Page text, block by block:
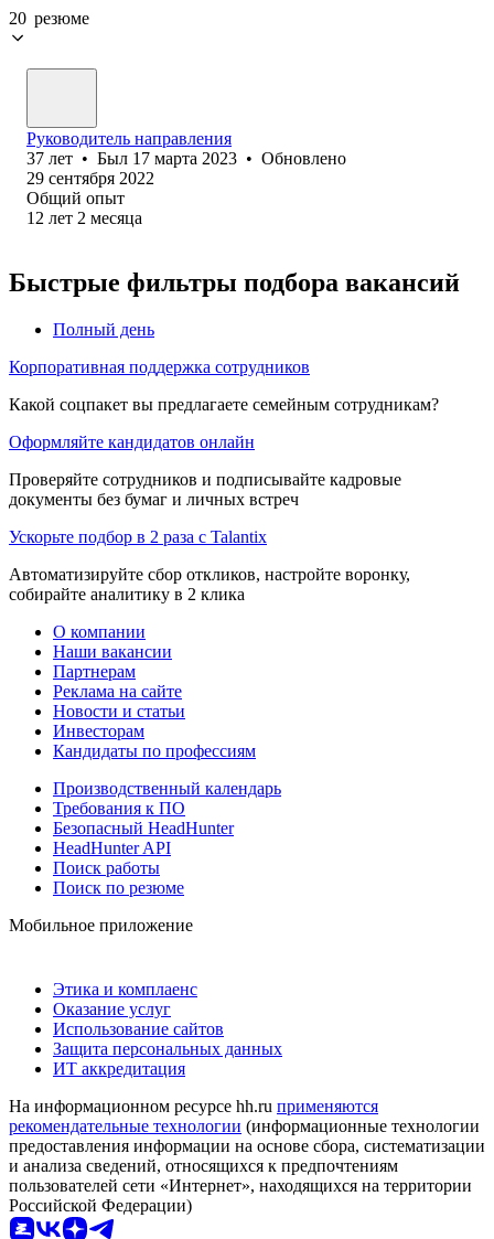
20 резюме
Руководитель направления
37 лет • Был 17 марта 2023 • Обновлено
29 сентября 2022
Общий опыт
12 лет 2 месяца
Быстрые фильтры подбора вакансий
Полный день
Корпоративная поддержка сотрудников
Какой соцпакет вы предлагаете семейным сотрудникам?
Оформляйте кандидатов онлайн
Проверяйте сотрудников и подписывайте кадровые
документы без бумаг и личных встреч
Ускорьте подбор в 2 раза с Talantix
Автоматизируйте сбор откликов, настройте воронку,
собирайте аналитику в 2 клика
О компании
Наши вакансии
Партнерам
Реклама на сайте
Новости и статьи
Инвесторам
Кандидаты по профессиям
Производственный календарь
Требования к ПО
Безопасный HeadHunter
HeadHunter API
Поиск работы
Поиск по резюме
Мобильное приложение
Этика и комплаенс
Оказание услуг
Использование сайтов
Защита персональных данных
ИТ аккредитация
На информационном ресурсе hh.ru применяются
рекомендательные технологии (информационные технологии
предоставления информации на основе сбора, систематизации
и анализа сведений, относящихся к предпочтениям
пользователей сети «Интернет», находящихся на территории
Российской Федерации)